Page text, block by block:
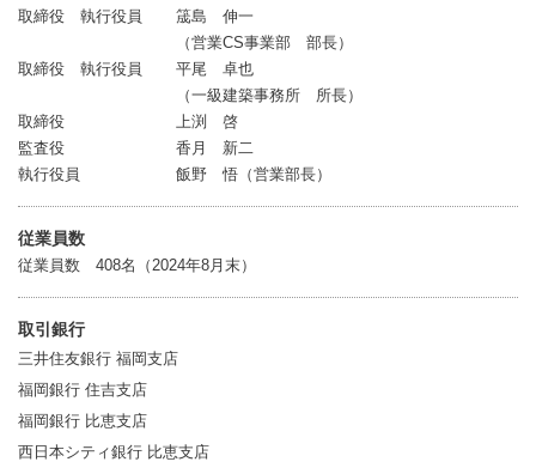
取締役 執行役員
筬島 伸一
（営業CS事業部 部長）
取締役 執行役員
平尾 卓也
（一級建築事務所 所長）
取締役
上渕 啓
監査役
香月 新二
執行役員
飯野 悟（営業部長）
従業員数
従業員数 408名（2024年8月末）
取引銀行
三井住友銀行 福岡支店
福岡銀行 住吉支店
福岡銀行 比恵支店
西日本シティ銀行 比恵支店